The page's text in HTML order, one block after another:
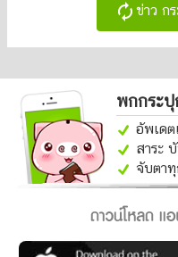
autorenew ข่าว ก
พกกระปุ
อัพเดต
สาระ
จับตา